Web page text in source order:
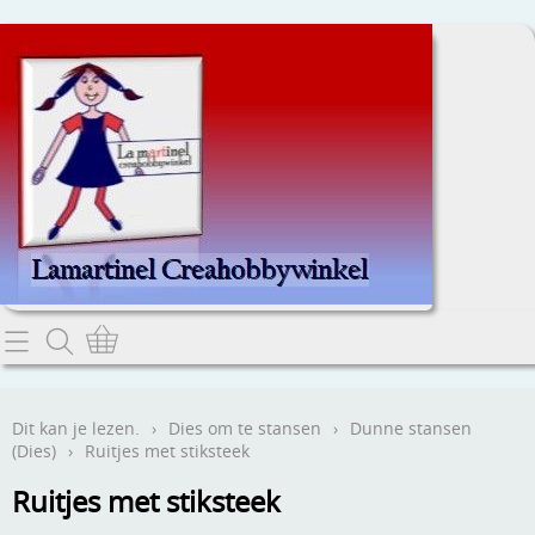
Home
Contact
Webwinkel
Dit kan je lezen. › Dies om te stansen › Dunne stansen
(Dies) › Ruitjes met stiksteek
Ruitjes met stiksteek